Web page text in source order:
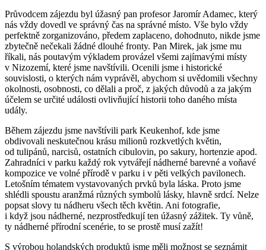
Průvodcem zájezdu byl úžasný pan profesor Jaromír Adamec, který
nás vždy dovedl ve správný čas na správné místo. Vše bylo vždy
perfektně zorganizováno, předem zaplaceno, dohodnuto, nikde jsme
zbytečně nečekali žádné dlouhé fronty. Pan Mirek, jak jsme mu
říkali, nás poutavým výkladem provázel všemi zajímavými místy
v Nizozemí, které jsme navštívili. Ocenili jsme i historické
souvislosti, o kterých nám vyprávěl, abychom si uvědomili všechny
okolnosti, osobnosti, co dělali a proč, z jakých důvodů a za jakým
účelem se určité události ovlivňující historii toho daného místa
udály.
Během zájezdu jsme navštívili park Keukenhof, kde jsme
obdivovali neskutečnou krásu milionů rozkvetlých květin,
od tulipánů, narcisů, ostatních cibulovin, po sakury, hortenzie apod.
Zahradníci v parku každý rok vytvářejí nádherné barevné a voňavé
kompozice ve volné přírodě v parku i v pěti velkých pavilonech.
Letošním tématem vystavovaných prvků byla láska. Proto jsme
shlédli spoustu aranžmá různých symbolů lásky, hlavně srdcí. Nelze
popsat slovy tu nádheru všech těch květin. Ani fotografie,
i když jsou nádherné, nezprostředkují ten úžasný zážitek. Ty vůně,
ty nádherné přírodní scenérie, to se prostě musí zažít!
S výrobou holandských produktů jsme měli možnost se seznámit